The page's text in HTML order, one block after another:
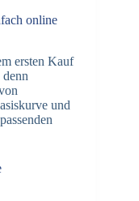
online
ersten Kauf
und